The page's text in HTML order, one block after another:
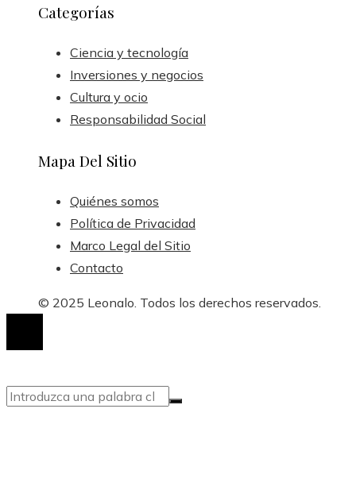
Categorías
Ciencia y tecnología
Inversiones y negocios
Cultura y ocio
Responsabilidad Social
Mapa Del Sitio
Quiénes somos
Política de Privacidad
Marco Legal del Sitio
Contacto
© 2025 Leonalo. Todos los derechos reservados.